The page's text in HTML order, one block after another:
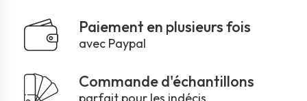
Paiement en plusieurs fois
avec Paypal
Commande d'échantillons
parfait pour les indécis